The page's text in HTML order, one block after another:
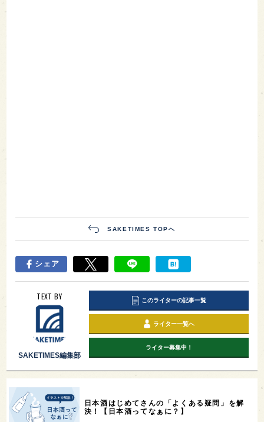
SAKETIMES TOPへ
シェア
TEXT BY
SAKETIMES編集部
このライターの記事一覧
ライター一覧へ
ライター募集中！
日本酒はじめてさんの「よくある疑問」を解
決！【日本酒ってなぁに？】